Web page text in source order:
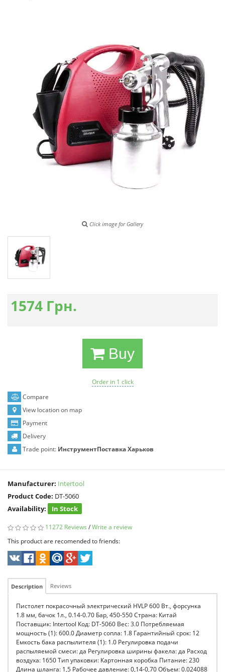
Click image for Gallery
1574 Грн.
Buy
Order in 1 click
Compare
View location on map
Payment
Delivery
Trade point: ИнструментПоставка Харьков
Manufacturer: Intertool
Product Code: DT-5060
Availability:
In Stock
11272 Reviews /Write a review
This product are recomended to friends:
Description Reviews
Пистолет покрасочный электрический HVLP 600 Вт., форсунка
1.8 мм, бачок 1л., 0.14-0.70 Бар, 450-550 Страна: Китай
Поставщик: Intertool Код: DT-5060 Вес: 3.0 Потребляемая
мощность (1): 600.0 Диаметр сопла: 1.8 Гарантийный срок: 12
Емкость бака распылителя (1): 1.0 Регулировка подачи
распыляемой смеси: да Регулировка ширины факела: да Расход
воздуха: 1650 Тип упаковки: Картонная коробка Питание: 230
Длина шланга: 1,5 Рабочее давление: 0,14-0,70 Объем: 0.024088